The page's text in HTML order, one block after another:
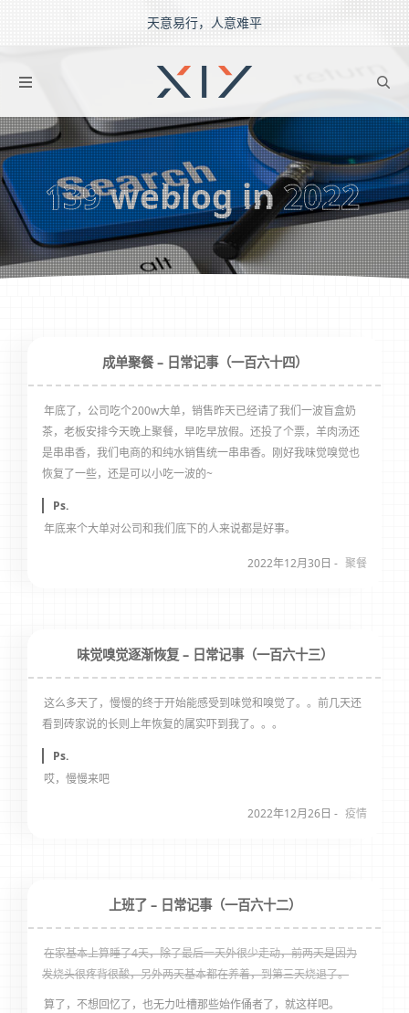
天意易行，人意难平
2BROEAR の Searchs
139weblog in2022
成单聚餐 – 日常记事（一百六十四）
年底了，公司吃个200w大单，销售昨天已经请了我们一波盲盒奶
茶，老板安排今天晚上聚餐，早吃早放假。还投了个票，羊肉汤还
是串串香，我们电商的和纯水销售统一串串香。刚好我味觉嗅觉也
恢复了一些，还是可以小吃一波的~
Ps.
年底来个大单对公司和我们底下的人来说都是好事。
2022年12月30日 - 聚餐
味觉嗅觉逐渐恢复 – 日常记事（一百六十三）
这么多天了，慢慢的终于开始能感受到味觉和嗅觉了。。前几天还
看到砖家说的长则上年恢复的属实吓到我了。。。
Ps.
哎，慢慢来吧
2022年12月26日 - 疫情
上班了 – 日常记事（一百六十二）
在家基本上算睡了4天，除了最后一天外很少走动，前两天是因为
发烧头很疼背很酸，另外两天基本都在养着，到第三天烧退了。
算了，不想回忆了，也无力吐槽那些始作俑者了，就这样吧。